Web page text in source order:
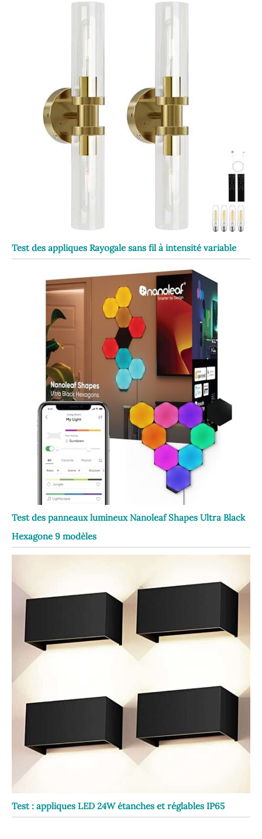
Test des appliques Rayogale sans fil à intensité variable
Test des panneaux lumineux Nanoleaf Shapes Ultra Black
Hexagone 9 modèles
Test : appliques LED 24W étanches et réglables IP65